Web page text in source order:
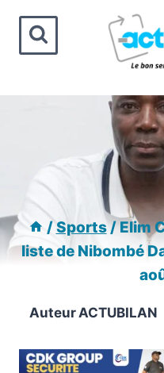
contenu
/Sports/Elim
liste de Nibombé
Auteur ACTUBILAN